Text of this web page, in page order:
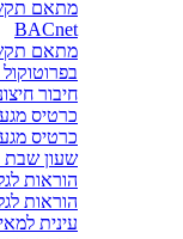
BACnet
בפרוטוקול MODBUS
חיבור
כרטיס
כרטיס
שעון שבת
הוראות
הוראות
עינית